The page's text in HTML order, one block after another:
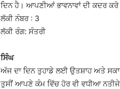
ਦਿਨ ਹੈ। ਆਪਣੀਆਂ ਭਾਵਨਾਵਾਂ ਦੀ ਕਦਰ
ਲੱਕੀ ਨੰਬਰ : 3
ਲੱਕੀ ਰੰਗ: ਸੰਤਰੀ
ਸਿੰਘ
ਅੱਜ ਦਾ ਦਿਨ ਤੁਹਾਡੇ ਲਈ ਉਤਸ਼ਾਹ ਅਤੇ
ਤੁਸੀਂ ਆਪਣੇ ਕੰਮ ਵਿੱਚ ਹੋਰ ਵੀ ਵਧੀਆ